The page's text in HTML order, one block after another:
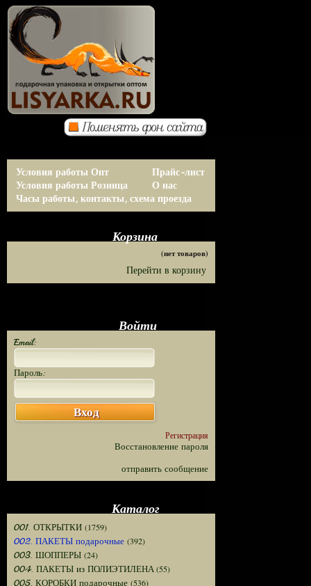
Условия работы Опт
Условия работы Розница
Прайс-лист
О нас
Часы работы, контакты, схема проезда
Корзина
(нет товаров)
Перейти в корзину
Войти
Email:
Пароль:
Вход
Регистрация
Восстановление пароля
отправить сообщение
Каталог
001. ОТКРЫТКИ (1759)
002. ПАКЕТЫ подарочные (392)
003. ШОППЕРЫ (24)
004. ПАКЕТЫ из ПОЛИЭТИЛЕНА(55)
005. КОРОБКИ подарочные (536)